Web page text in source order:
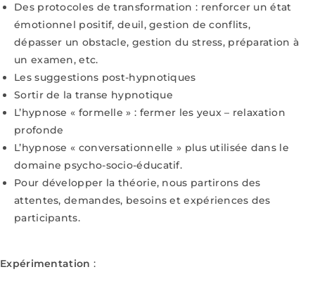
Des protocoles de transformation : renforcer un état
émotionnel positif, deuil, gestion de conflits,
dépasser un obstacle, gestion du stress, préparation à
un examen, etc.
Les suggestions post-hypnotiques
Sortir de la transe hypnotique
L’hypnose « formelle » : fermer les yeux – relaxation
profonde
L’hypnose « conversationnelle » plus utilisée dans le
domaine psycho-socio-éducatif.
Pour développer la théorie, nous partirons des
attentes, demandes, besoins et expériences des
participants.
Expérimentation :